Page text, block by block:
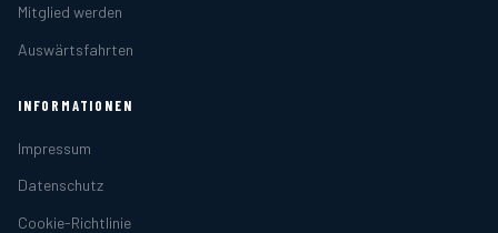
Mitglied werden
Auswärtsfahrten
INFORMATIONEN
Impressum
Datenschutz
Cookie-Richtlinie